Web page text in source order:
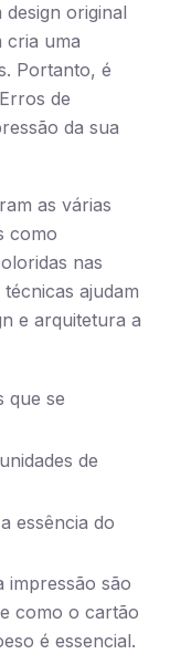
design original
cria uma
Portanto, é
de
da sua
as várias
como
nas
ajudam
e arquitetura a
que se
de
essência do
impressão são
como o cartão
é essencial.